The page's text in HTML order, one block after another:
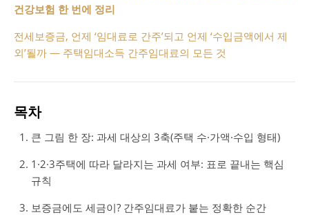
건강보험 한 번에 정리
전세보증금, 언제 ‘임대료로 간주’되고 언제 ‘수입금액에서 제
외’될까 — 주택임대소득 간주임대료의 모든 것
목차
큰 그림 한 장: 과세 대상의 3축(주택 수·가액·수입 형태)
1·2·3주택에 따라 달라지는 과세 여부: 표로 끝내는 핵심
규칙
보증금에도 세금이? 간주임대료가 붙는 정확한 순간